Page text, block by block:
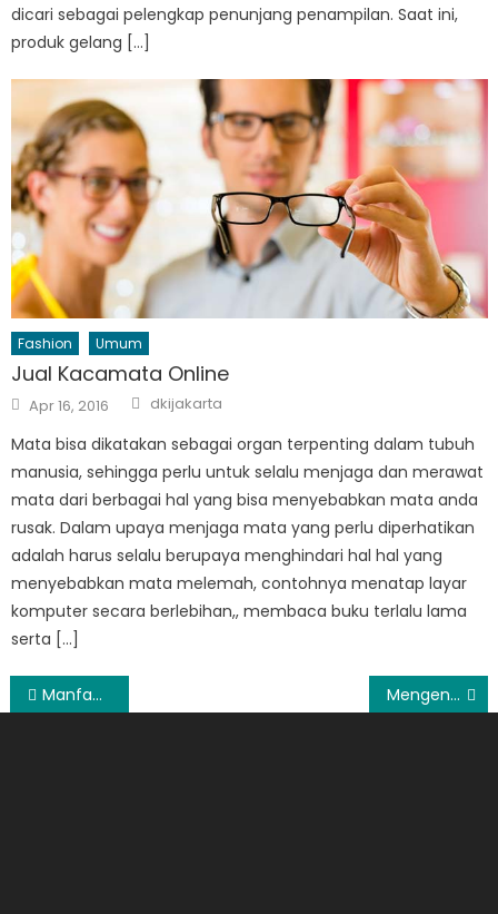
dicari sebagai pelengkap penunjang penampilan. Saat ini,
produk gelang […]
Fashion Umum
Jual Kacamata Online
Posted
on
Apr 16, 2016 Author
dkijakarta
Mata bisa dikatakan sebagai organ terpenting dalam tubuh
manusia, sehingga perlu untuk selalu menjaga dan merawat
mata dari berbagai hal yang bisa menyebabkan mata anda
rusak. Dalam upaya menjaga mata yang perlu diperhatikan
adalah harus selalu berupaya menghindari hal hal yang
menyebabkan mata melemah, contohnya menatap layar
komputer secara berlebihan,, membaca buku terlalu lama
serta […]
Post
Manfaat Mengikuti Seminar NLP Mengenal Kelebihan dari Clutch Bag